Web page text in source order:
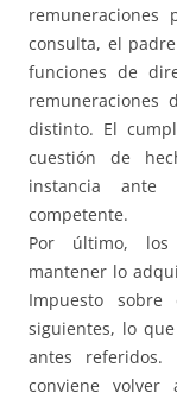
consulta, el
funciones de
distinto. El
cuestión de
instancia
competente.
Por último, los
mantener lo
Impuesto
siguientes, lo
antes
conviene